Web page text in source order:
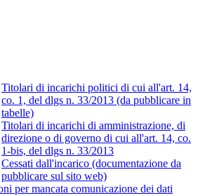
Titolari di incarichi politici di cui all'art. 14,
co. 1, del dlgs n. 33/2013 (da pubblicare in
tabelle)
Titolari di incarichi di amministrazione, di
direzione o di governo di cui all'art. 14, co.
1-bis, del dlgs n. 33/2013
Cessati dall'incarico (documentazione da
pubblicare sul sito web)
per mancata comunicazione dei dati